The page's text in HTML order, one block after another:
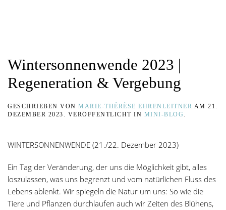
Wintersonnenwende 2023 |
Regeneration & Vergebung
GESCHRIEBEN VON MARIE-THÉRÈSE EHRENLEITNER AM 21.
DEZEMBER 2023 . VERÖFFENTLICHT IN MINI-BLOG .
WINTERSONNENWENDE (21./22. Dezember 2023)
Ein Tag der Veränderung, der uns die Möglichkeit gibt, alles
loszulassen, was uns begrenzt und vom natürlichen Fluss des
Lebens ablenkt. Wir spiegeln die Natur um uns: So wie die
Tiere und Pflanzen durchlaufen auch wir Zeiten des Blühens,